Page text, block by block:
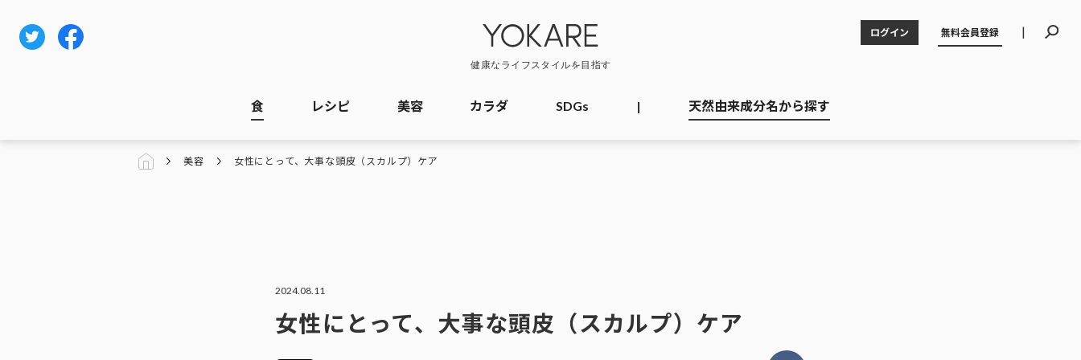
ログイン 無料会員登録 |
食 レシピ 美容 カラダ SDGs | 天然由来成分名から探す
美容 女性にとって、大事な頭皮（スカルプ）ケア
2024.08.11
女性にとって、大事な頭皮（スカルプ）ケア